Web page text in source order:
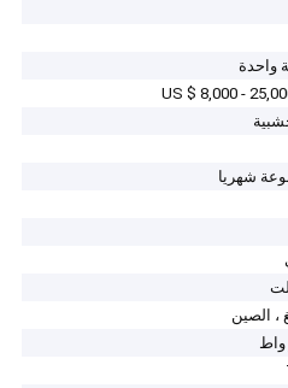
واحدة
US $ 8,000 -
، الصين